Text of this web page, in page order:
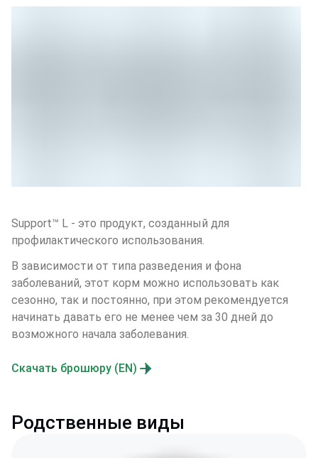
Support™ L - это продукт, созданный для
профилактического использования.
В зависимости от типа разведения и фона
заболеваний, этот корм можно использовать как
сезонно, так и постоянно, при этом рекомендуется
начинать давать его не менее чем за 30 дней до
возможного начала заболевания.
Скачать брошюру (EN)
Родственные виды